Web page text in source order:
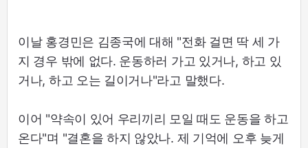
이날 홍경민은 김종국에 대해 "전화 걸면 딱 세 가
지 경우 밖에 없다. 운동하러 가고 있거나, 하고 있
거나, 하고 오는 길이거나"라고 말했다.
이어 "약속이 있어 우리끼리 모일 때도 운동을 하고
온다"며 "결혼을 하지 않았나. 제 기억에 오후 늦게